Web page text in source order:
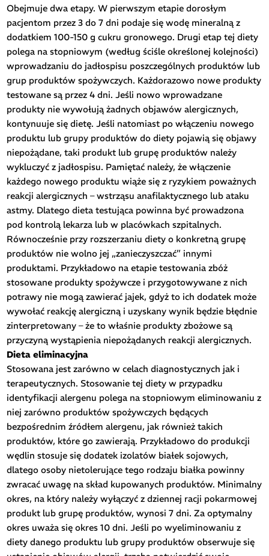
Obejmuje dwa etapy. W pierwszym etapie dorosłym
pacjentom przez 3 do 7 dni podaje się wodę mineralną z
dodatkiem 100-150 g cukru gronowego. Drugi etap tej diety
polega na stopniowym (według ściśle określonej kolejności)
wprowadzaniu do jadłospisu poszczególnych produktów lub
grup produktów spożywczych. Każdorazowo nowe produkty
testowane są przez 4 dni. Jeśli nowo wprowadzane
produkty nie wywołują żadnych objawów alergicznych,
kontynuuje się dietę. Jeśli natomiast po włączeniu nowego
produktu lub grupy produktów do diety pojawią się objawy
niepożądane, taki produkt lub grupę produktów należy
wykluczyć z jadłospisu. Pamiętać należy, że włączenie
każdego nowego produktu wiąże się z ryzykiem poważnych
reakcji alergicznych – wstrząsu anafilaktycznego lub ataku
astmy. Dlatego dieta testująca powinna być prowadzona
pod kontrolą lekarza lub w placówkach szpitalnych.
Równocześnie przy rozszerzaniu diety o konkretną grupę
produktów nie wolno jej „zanieczyszczać” innymi
produktami. Przykładowo na etapie testowania zbóż
stosowane produkty spożywcze i przygotowywane z nich
potrawy nie mogą zawierać jajek, gdyż to ich dodatek może
wywołać reakcję alergiczną i uzyskany wynik będzie błędnie
zinterpretowany – że to właśnie produkty zbożowe są
przyczyną wystąpienia niepożądanych reakcji alergicznych.
Dieta eliminacyjna
Stosowana jest zarówno w celach diagnostycznych jak i
terapeutycznych. Stosowanie tej diety w przypadku
identyfikacji alergenu polega na stopniowym eliminowaniu z
niej zarówno produktów spożywczych będących
bezpośrednim źródłem alergenu, jak również takich
produktów, które go zawierają. Przykładowo do produkcji
wędlin stosuje się dodatek izolatów białek sojowych,
dlatego osoby nietolerujące tego rodzaju białka powinny
zwracać uwagę na skład kupowanych produktów. Minimalny
okres, na który należy wyłączyć z dziennej racji pokarmowej
produkt lub grupę produktów, wynosi 7 dni. Za optymalny
okres uważa się okres 10 dni. Jeśli po wyeliminowaniu z
diety danego produktu lub grupy produktów obserwuje się